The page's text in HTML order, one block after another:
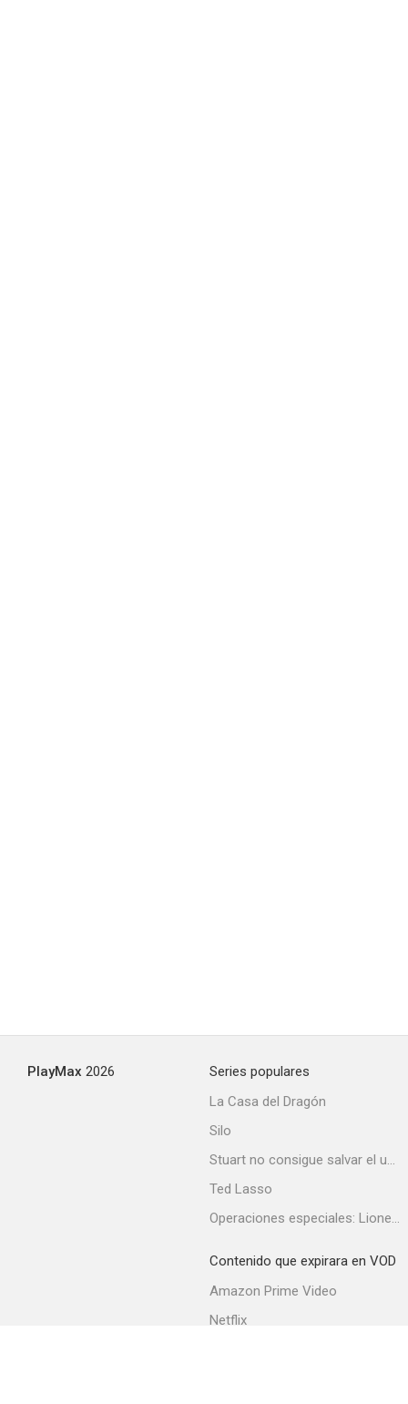
PlayMax 2026
Series populares
La Casa del Dragón
Silo
Stuart no consigue salvar el universo
Ted Lasso
Operaciones especiales: Lioness
Contenido que expirara en VOD
Amazon Prime Video
Netflix